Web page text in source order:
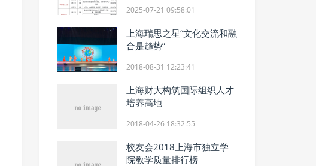
加学历提升报名
2025-07-21 09:58:01
上海瑞思之星“文化交流和融
合是趋势”
2018-08-31 12:23:41
上海财大构筑国际组织人才
培养高地
2018-04-26 18:32:55
校友会2018上海市独立学
院教学质量排行榜